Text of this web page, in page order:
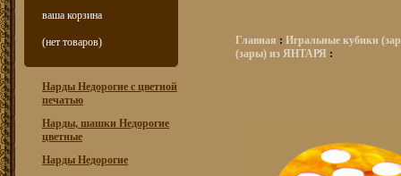
ваша корзина
(нет товаров)
Нарды Недорогие с цветной
печатью
Нарды, шашки Недорогие
цветные
Нарды Недорогие
Главная : Игральные кубики
(зары) из ЯНТАРЯ :